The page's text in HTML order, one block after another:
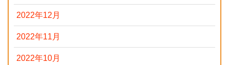
2022年12月
2022年11月
2022年10月